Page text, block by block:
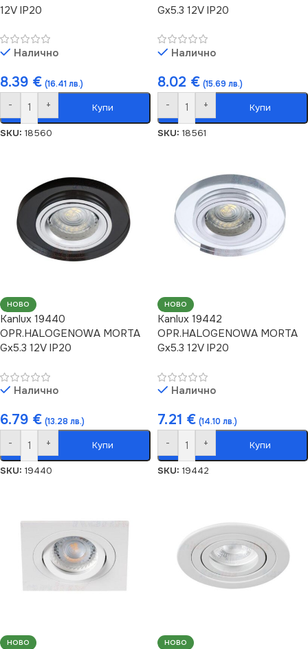
12V IP20
Налично
8.39 € (16.41 лв.)
- + Купи
SKU: 18560
Gx5.3 12V IP20
Налично
8.02 € (15.69 лв.)
- + Купи
SKU: 18561
НОВО
Kanlux 19440
OPR.HALOGENOWA MORTA
Gx5.3 12V IP20
Налично
6.79 € (13.28 лв.)
- + Купи
SKU: 19440
НОВО
Kanlux 19442
OPR.HALOGENOWA MORTA
Gx5.3 12V IP20
Налично
7.21 € (14.10 лв.)
- + Купи
SKU: 19442
НОВО НОВО